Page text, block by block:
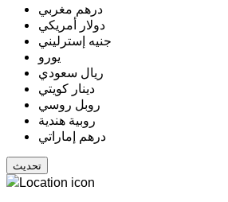
درهم مغربي
دولار أمريكي
جنيه إسترليني
يورو
ريال سعودي
دينار كويتي
روبل روسي
روبية هندية
درهم إماراتي